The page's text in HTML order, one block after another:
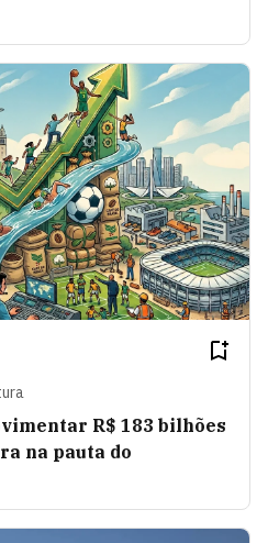
R$ 183 bilhões
na pauta do